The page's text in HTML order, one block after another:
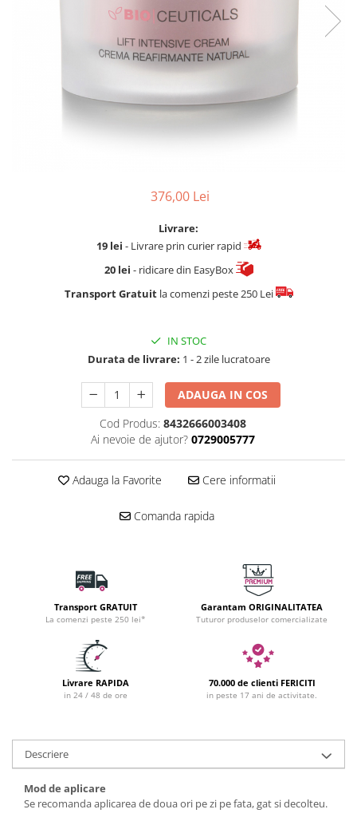
Palete Contouring
Pensule Profesionale
Aur Cosmetic
376,00 Lei
Livrare:
19 lei - Livrare prin curier rapid
20 lei - ridicare din EasyBox
Transport Gratuitla comenzi peste 250 Lei
IN STOC
Durata de livrare: 1 - 2 zile lucratoare
ADAUGA IN COS
Cod Produs: 8432666003408
Ai nevoie de ajutor? 0729005777
Adauga la Favorite Cere informatii
Comanda rapida
Transport GRATUIT
La comenzi peste 250 lei*
Garantam ORIGINALITATEA
Tuturor produselor comercializate
Livrare RAPIDA
in 24 / 48 de ore
70.000 de clienti FERICITI
in peste 17 ani de activitate.
Descriere
Mod de aplicare
Se recomanda aplicarea de doua ori pe zi pe fata, gat si decolteu.